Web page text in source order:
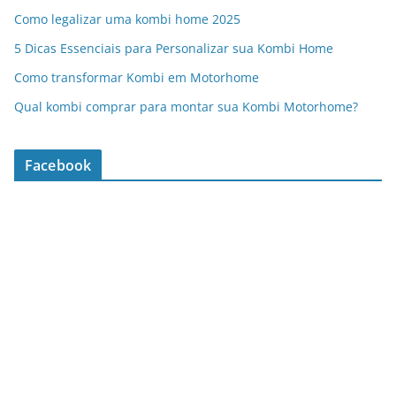
Como legalizar uma kombi home 2025
5 Dicas Essenciais para Personalizar sua Kombi Home
Como transformar Kombi em Motorhome
Qual kombi comprar para montar sua Kombi Motorhome?
Facebook